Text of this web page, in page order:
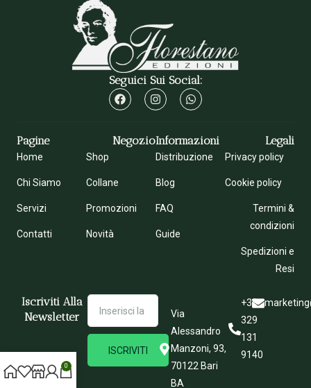
Seguici Sui Social:
Pagine
Home
Chi Siamo
Servizi
Contatti
Negozio
Shop
Collane
Promozioni
Novità
Informazioni
Distribuzione
Blog
FAQ
Guide
Legali
Privacy policy
Cookie policy
Termini &
condizioni
Spedizioni e
Resi
Iscriviti Alla
Newsletter
ISCRIVITI
Via
Alessandro
Manzoni, 93,
70122 Bari
BA
+39
329
131
9140
0